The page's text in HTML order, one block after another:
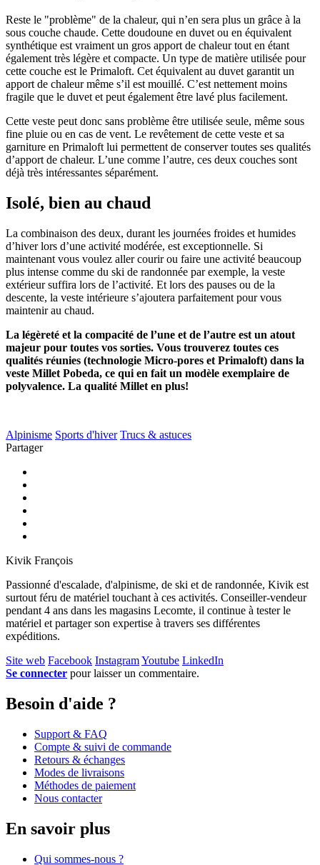
Reste le "problème" de la chaleur, qui n’en sera plus un grâce à la
sous couche chaude. Cette doudoune en duvet ou en équivalent
synthétique est vraiment un gros apport de chaleur tout en étant
également très légère et compacte. Un type de matière utilisée pour
cette couche est le Primaloft. Cet équivalent au duvet garantit un
apport de chaleur même s’il est mouillé. C’est nettement moins
fragile que le duvet et peut également être lavé plus facilement.
Cette veste peut donc sans problème être utilisée seule, même sous
fine pluie ou en cas de vent. Le revêtement de cette veste et sa
garniture en Primaloft lui permettent de conserver toutes ses qualités
d’apport de chaleur. L’une comme l’autre, ces deux couches sont
déjà très intéressantes séparément.
Isolé, bien au chaud
La combinaison des deux, durant les journées froides et humides
d’hiver lors d’une activité modérée, est exceptionnelle. Si
maintenant vous voulez aller courir ou faire une activité beaucoup
plus intense comme du ski de randonnée par exemple, la veste
extérieur suffira lors de l’activité. Et lors des pauses ou de la
descente, la veste intérieure s’ajoutera parfaitement pour vous
maintenir au chaud.
La légèreté et la compacité de l’une et de l’autre est un atout
majeur pour toutes vos sorties. Vous trouverez toutes ces
qualités réunies (technologie Micro-pores et Primaloft) dans la
veste Millet Pobeda, ce qui en fait un modèle exemplaire de
polyvalence. La qualité Millet en plus!
Alpinisme Sports d'hiver Trucs & astuces
Partager
Kivik François
Passionné d'escalade, d'alpinisme, de ski et de randonnée, Kivik est
surtout féru de matériel touchant à ces activités. Conseiller-vendeur
pendant 4 ans dans les magasins Lecomte, il continue à tester le
matériel et partager son expertise à travers ses différentes
expéditions.
Site web Facebook InstagramYoutube LinkedIn
Se connecter pour laisser un commentaire.
Besoin d'aide ?
Support & FAQ
Compte & suivi de commande
Retours & échanges
Modes de livraisons
Méthodes de paiement
Nous contacter
En savoir plus
Qui sommes-nous ?